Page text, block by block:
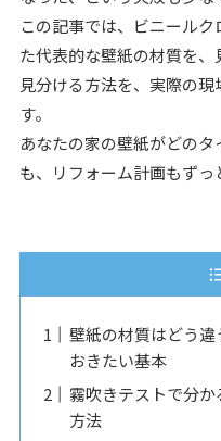
この記事では、ビニール
た代表的な壁紙の材質を
見分ける方法を、実際の
す。
あなたの家の壁紙がどの
も、リフォーム計画もずっ
壁紙の材質はどう
おきたい基本
霧吹きテストで分
方法